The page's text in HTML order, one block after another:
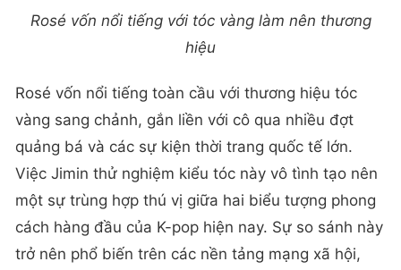
Rosé vốn nổi tiếng với tóc vàng làm nên thương
hiệu
Rosé vốn nổi tiếng toàn cầu với thương hiệu tóc
vàng sang chảnh, gắn liền với cô qua nhiều đợt
quảng bá và các sự kiện thời trang quốc tế lớn.
Việc Jimin thử nghiệm kiểu tóc này vô tình tạo nên
một sự trùng hợp thú vị giữa hai biểu tượng phong
cách hàng đầu của K-pop hiện nay. Sự so sánh này
trở nên phổ biến trên các nền tảng mạng xã hội,